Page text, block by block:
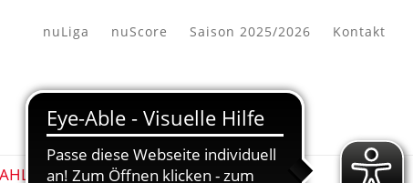
nuLiga nuScore Saison 2025/2026 Kontakt
AUSBILDUNG